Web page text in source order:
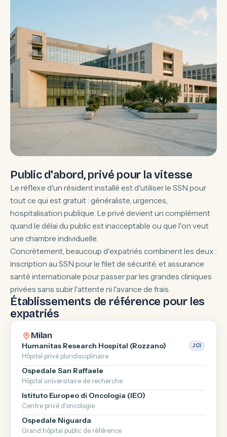
Public d'abord, privé pour la vitesse
Le réflexe d'un résident installé est d'utiliser le SSN pour
tout ce qui est gratuit : généraliste, urgences,
hospitalisation publique. Le privé devient un complément
quand le délai du public est inacceptable ou que l'on veut
une chambre individuelle.
Concrètement, beaucoup d'expatriés combinent les deux :
inscription au SSN pour le filet de sécurité, et assurance
santé internationale pour passer par les grandes cliniques
privées sans subir l'attente ni l'avance de frais.
Établissements de référence pour les
expatriés
Milan
Humanitas Research Hospital (Rozzano) JCI
Hôpital privé pluridisciplinaire
Ospedale San Raffaele
Hôpital universitaire de recherche
Istituto Europeo di Oncologia (IEO)
Centre privé d'oncologie
Ospedale Niguarda
Grand hôpital public de référence